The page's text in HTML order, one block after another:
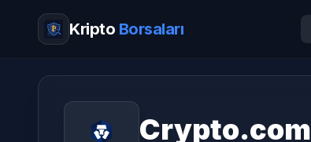
Kripto Borsaları
Crypto.com